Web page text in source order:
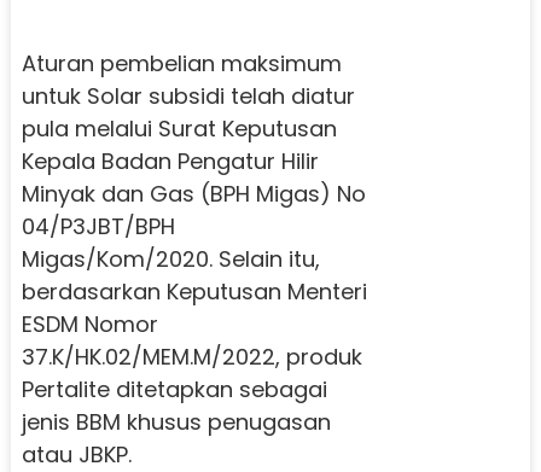
Aturan pembelian maksimum
untuk Solar subsidi telah diatur
pula melalui Surat Keputusan
Kepala Badan Pengatur Hilir
Minyak dan Gas (BPH Migas) No
04/P3JBT/BPH
Migas/Kom/2020. Selain itu,
berdasarkan Keputusan Menteri
ESDM Nomor
37.K/HK.02/MEM.M/2022, produk
Pertalite ditetapkan sebagai
jenis BBM khusus penugasan
atau JBKP.